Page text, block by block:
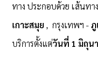
ทาง ประกอบด้วย เส้นทา
เกาะสมุย , กรุงเทพฯ - ภู
บริการตั้งแต่วันที่ 1 มิถุน